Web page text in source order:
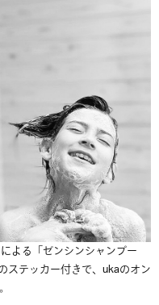
よる「ゼンシンシャンプー
テッカー付きで、ukaのオン